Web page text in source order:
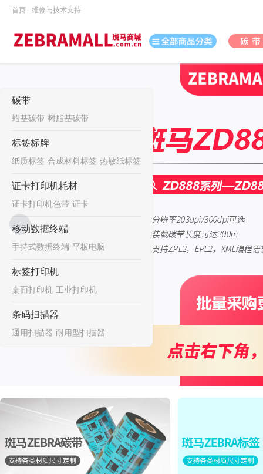
首页 维修与技术支持
数据采集
数码
办公用品
电脑、办公
打印耗材
日用百货
碳带
蜡基碳带 树脂基碳带
标签标牌
纸质标签 合成材料标签 热敏纸标签
证卡打印机耗材
证卡打印机色带 证卡
移动数据终端
手持式数据终端 平板电脑
标签打印机
桌面打印机 工业打印机
条码扫描器
通用扫描器 耐用型扫描器